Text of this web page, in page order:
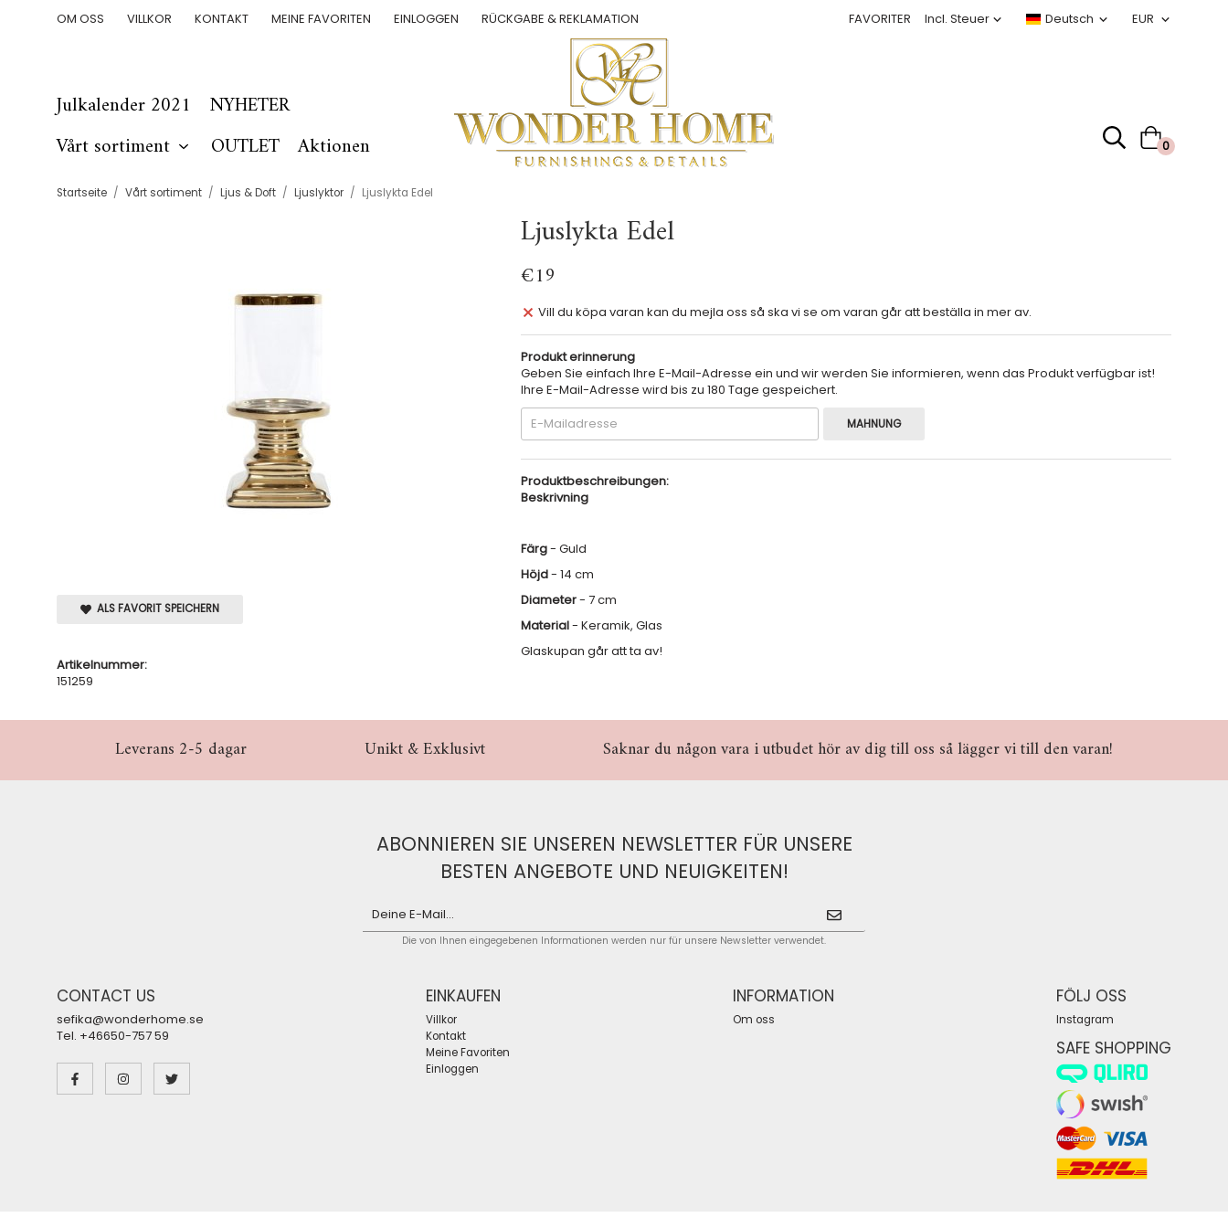
OM OSS VILLKOR KONTAKT MEINE FAVORITEN EINLOGGEN RÜCKGABE & REKLAMATION FAVORITER
Julkalender 2021
NYHETER
Vårt sortiment
OUTLET Aktionen 0
Startseite / Vårt sortiment / Ljus & Doft / Ljuslyktor / Ljuslykta Edel
Ljuslykta Edel
€19
Vill du köpa varan kan du mejla oss så ska vi se om varan går att beställa in mer av.
Produkt erinnerung
Geben Sie einfach Ihre E-Mail-Adresse ein und wir werden Sie informieren, wenn das Produkt verfügbar ist!
Ihre E-Mail-Adresse wird bis zu 180 Tage gespeichert.
MAHNUNG
Produktbeschreibungen:
Beskrivning
Färg- Guld
Höjd- 14 cm
Diameter- 7 cm
Material- Keramik, Glas
Glaskupan går att ta av!
ALS FAVORIT SPEICHERN
Artikelnummer:
151259
Leverans 2-5 dagar Unikt & Exklusivt Saknar du någon vara i utbudet hör av dig till oss så lägger vi till den varan!
ABONNIEREN SIE UNSEREN NEWSLETTER FÜR UNSERE
BESTEN ANGEBOTE UND NEUIGKEITEN!
Die von Ihnen eingegebenen Informationen werden nur für unsere Newsletter verwendet.
CONTACT US
sefika@wonderhome.se
Tel. +46650-757 59
EINKAUFEN
Villkor
Kontakt
Meine Favoriten
Einloggen
INFORMATION
Om oss
FÖLJ OSS
Instagram
SAFE SHOPPING